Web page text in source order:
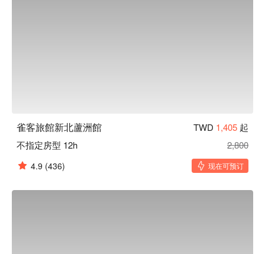
雀客旅館新北蘆洲館 TWD 1,405 起
不指定房型 12h
2,800
4.9 (436) 现在可预订